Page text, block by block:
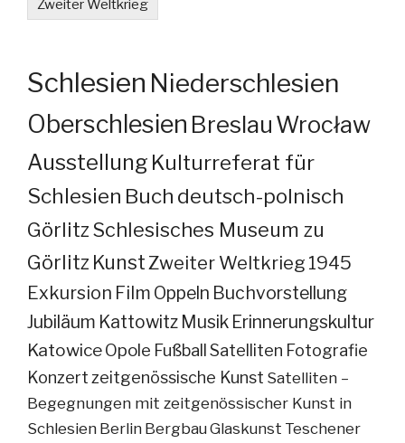
Zweiter Weltkrieg
Schlesien Niederschlesien
Oberschlesien Breslau Wrocław
Ausstellung Kulturreferat für
Schlesien Buch deutsch-polnisch
GörlitzSchlesisches Museum zu
Görlitz KunstZweiter Weltkrieg 1945
Exkursion Film Oppeln Buchvorstellung
Jubiläum Kattowitz Musik Erinnerungskultur
KatowiceOpole FußballSatelliten Fotografie
Konzertzeitgenössische Kunst Satelliten –
Begegnungen mit zeitgenössischer Kunst in
Schlesien Berlin BergbauGlaskunst Teschener